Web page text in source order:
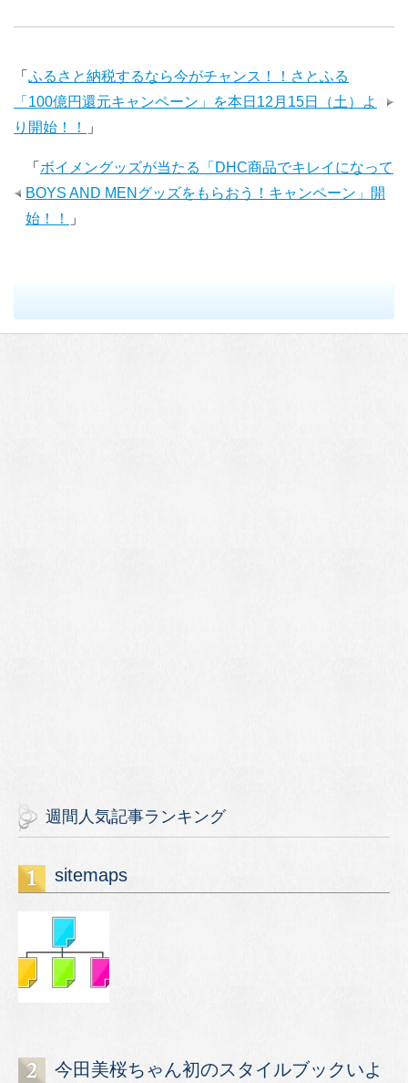
「 ふるさと納税するなら今がチャンス！！さとふる
「100億円還元キャンペーン」を本日12月15日（土）よ
り開始！！
」
「 ボイメングッズが当たる「DHC商品でキレイになって
BOYS AND MENグッズをもらおう！キャンペーン」開
始！！
」
週間人気記事ランキング
sitemaps
今田美桜ちゃん初のスタイルブックいよ